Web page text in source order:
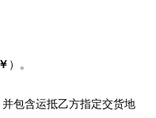
）。
包含运抵乙方指定交货地